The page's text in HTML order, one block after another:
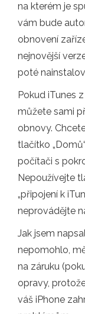
na kterém je
vám bude
obnovení
nejnovější
poté
Pokud iTunes
můžete sami
obnovy.
tlačítko
počítači s
Nepoužívejte
„připojení k
neprovádějte
Jak jsem
nepomohlo,
na záruku
opravy,
váš iPhone